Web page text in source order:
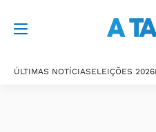
ÚLTIMAS NOTÍCIASELEIÇÕES 2026